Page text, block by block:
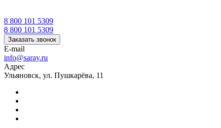
8 800 101 5309
8 800 101 5309
Заказать звонок
E-mail
info@saray.ru
Адрес
Ульяновск, ул. Пушкарёва, 11